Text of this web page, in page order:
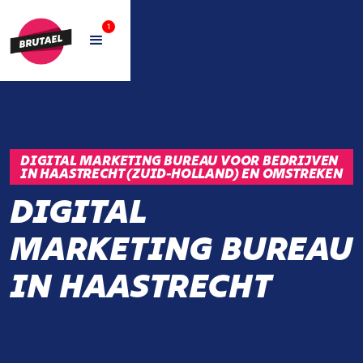
1
DIGITAL MARKETING BUREAU VOOR BEDRIJVEN
IN HAASTRECHT (ZUID-HOLLAND) EN OMSTREKEN
DIGITAL
MARKETING BUREAU
IN HAASTRECHT